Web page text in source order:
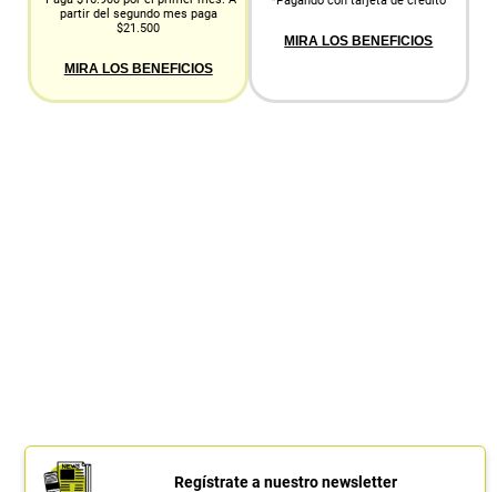
partir del segundo mes paga
$21.500
MIRA LOS BENEFICIOS
MIRA LOS BENEFICIOS
Regístrate a nuestro newsletter